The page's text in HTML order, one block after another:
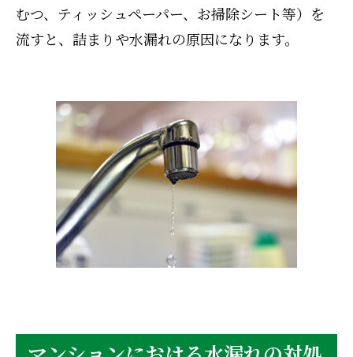
むつ、ティッシュペーパー、お掃除シート等）を
流すと、詰まりや水漏れの原因になります。